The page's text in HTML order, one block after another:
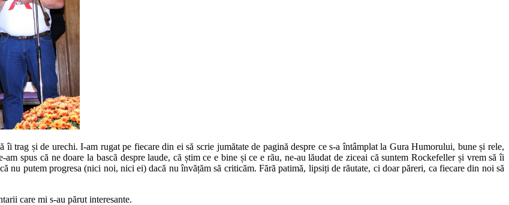
trag și de urechi. I-am rugat pe fiecare din ei să scrie jumătate de pagină despre ce s-a întâmplat la Gura Humorului, bune și rele,
spus că ne doare la bască despre laude, că știm ce e bine și ce e rău, ne-au lăudat de ziceai că suntem Rockefeller și vrem să îi
nu putem progresa (nici noi, nici ei) dacă nu învățăm să criticăm. Fără patimă, lipsiți de răutate, ci doar păreri, ca fiecare din noi să
care mi s-au părut interesante.